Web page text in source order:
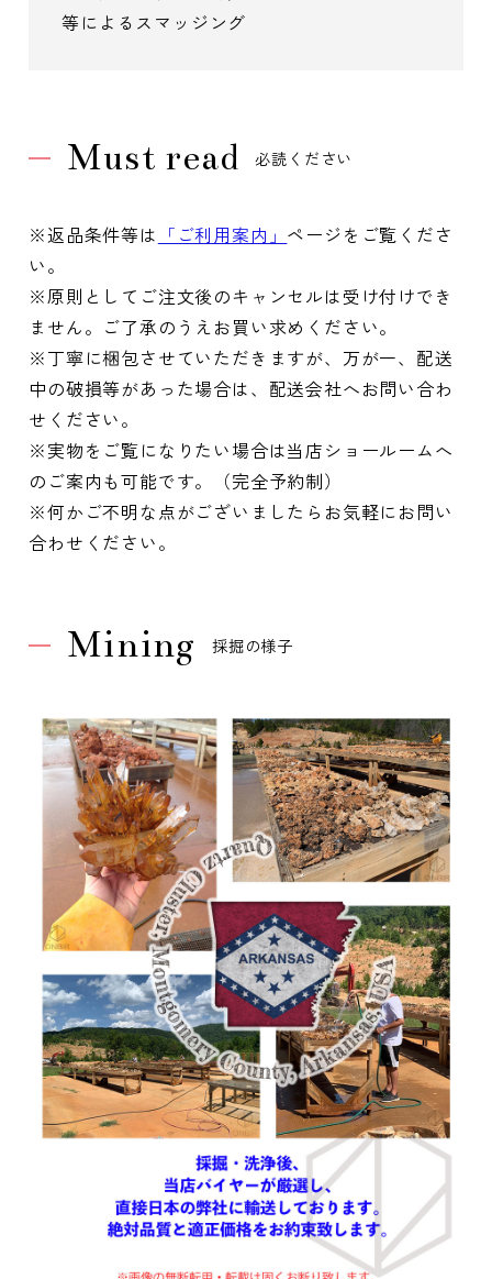
等によるスマッジング
Must read 必読ください
※返品条件等は 「ご利用案内」 ページをご覧くださ
い。
※原則としてご注文後のキャンセルは受け付けでき
ません。ご了承のうえお買い求めください。
※丁寧に梱包させていただきますが、万が一、配送
中の破損等があった場合は、配送会社へお問い合わ
せください。
※実物をご覧になりたい場合は当店ショールームへ
のご案内も可能です。（完全予約制）
※何かご不明な点がございましたらお気軽にお問い
合わせください。
Mining 採掘の様子